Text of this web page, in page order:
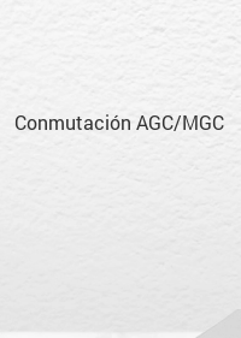
Conmutación AGC/